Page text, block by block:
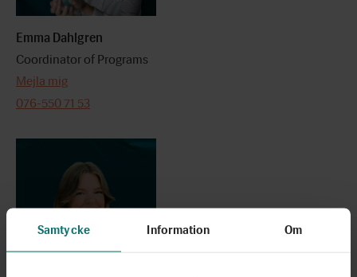
Samtycke Information Om
Emma Dahlgren
Coordinator of Programs
Mejla mig
076-550 71 53